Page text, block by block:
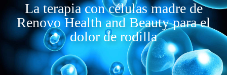
La terapia con células madre de
Renovo Health and Beauty para el
dolor de rodilla